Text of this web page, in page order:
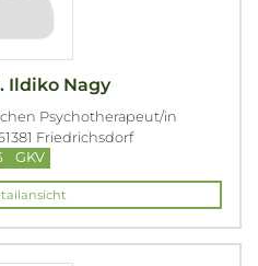
Ildiko Nagy
Psychotherapeut/in
Friedrichsdorf
GKV